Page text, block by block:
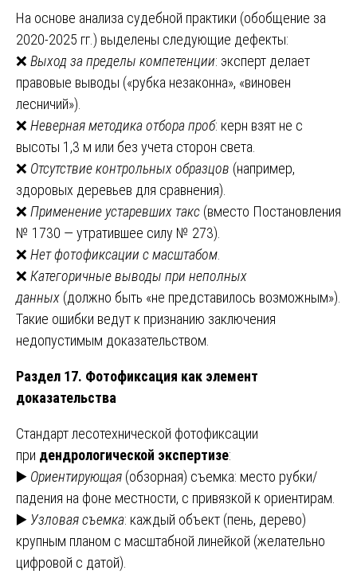
На основе анализа судебной практики (обобщение за
2020-2025 гг.) выделены следующие дефекты:
❌ Выход за пределы компетенции: эксперт делает
правовые выводы («рубка незаконна», «виновен
лесничий»).
❌ Неверная методика отбора проб: керн взят не с
высоты 1,3 м или без учета сторон света.
❌ Отсутствие контрольных образцов (например,
здоровых деревьев для сравнения).
❌ Применение устаревших такс (вместо Постановления
№ 1730 — утратившее силу № 273).
❌ Нет фотофиксации с масштабом
❌ Категоричные выводы при неполных
данных (должно быть «не представилось возможным»).
Такие ошибки ведут к признанию заключения
недопустимым доказательством.
Раздел 17. Фотофиксация как элемент
доказательства
Стандарт лесотехнической фотофиксации
при дендрологической экспертизе:
▶️ Ориентирующая (обзорная) съемка: место рубки/
падения на фоне местности, с привязкой к ориентирам.
▶️ Узловая съемка: каждый объект (пень, дерево)
крупным планом с масштабной линейкой (желательно
цифровой с датой).